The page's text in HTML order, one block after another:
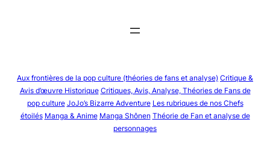
Aux frontières de la pop culture (théories de fans et analyse) Critique &
Avis d’œuvre Historique Critiques, Avis, Analyse, Théories de Fans de
pop culture JoJo’s Bizarre Adventure Les rubriques de nos Chefs
étoilés Manga & Anime Manga Shônen Théorie de Fan et analyse de
personnages